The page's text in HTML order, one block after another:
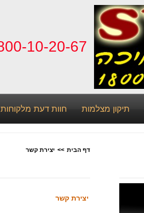
תיקון מצלמות חוות דעת מלקוחות
דף הבית >> יצירת קשר
יצירת קשר